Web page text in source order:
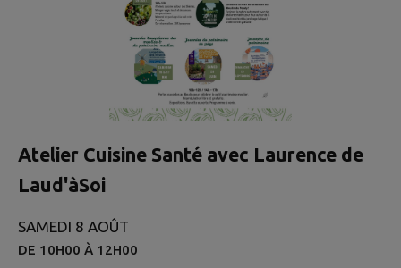
Atelier Cuisine Santé avec Laurence de
Laud'àSoi
SAMEDI 8 AOÛT
DE 10H00 À 12H00